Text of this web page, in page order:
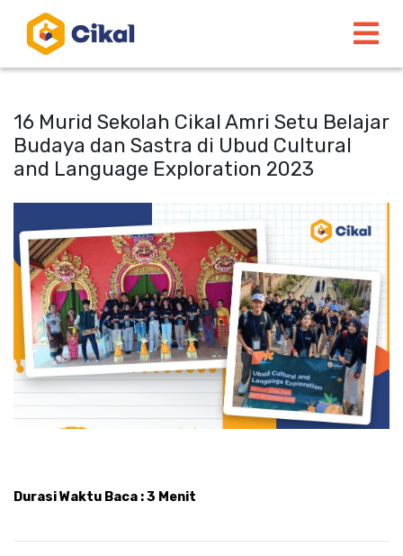
16 Murid Sekolah Cikal Amri Setu Belajar
Budaya dan Sastra di Ubud Cultural
and Language Exploration 2023
Durasi Waktu Baca : 3 Menit